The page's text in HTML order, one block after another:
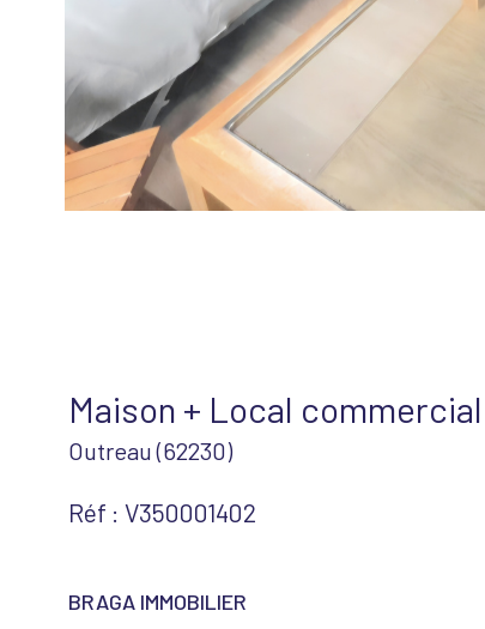
Maison + Local commercial
Outreau (62230)
Réf : V350001402
BRAGA IMMOBILIER